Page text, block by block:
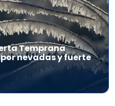
Temprana
por nevadas y fuerte